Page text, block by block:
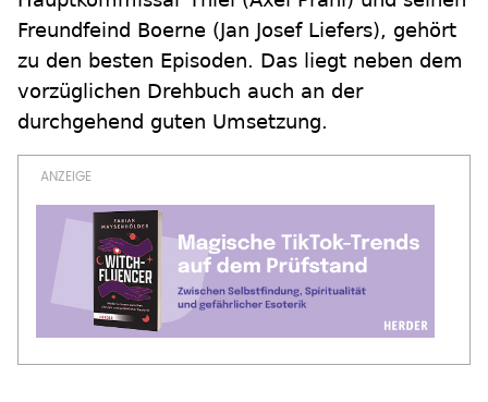
Freundfeind Boerne (Jan Josef Liefers), gehört
zu den besten Episoden. Das liegt neben dem
vorzüglichen Drehbuch auch an der
durchgehend guten Umsetzung.